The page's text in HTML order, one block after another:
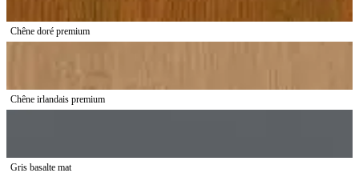
Chêne doré premium
Chêne irlandais premium
Gris basalte mat